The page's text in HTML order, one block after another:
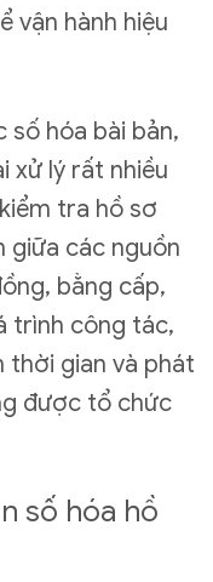
vận hành hiệu
số hóa bài bản,
xử lý rất nhiều
tra hồ sơ
giữa các nguồn
bằng cấp,
trình công tác,
gian và phát
được tổ chức
số hóa hồ